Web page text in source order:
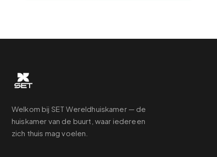
Welkom bij SET Wereldhuiskamer — de
huiskamer van de buurt, waar iedereen
zich thuis mag voelen.